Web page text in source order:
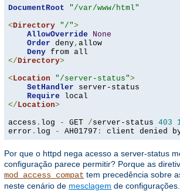
DocumentRoot
"/var/www/html"
<Directory "/">
AllowOverride
None
Order deny, allow
Deny
</Directory>
<Location "/server-status">
SetHandler server-status
Require
</Location>
access . log - GET /server-status 403
error . log - AH01797 : client denied
Por que o httpd nega acesso a server-status
configuração parece permitir? Porque as
mod_access_compat tem precedência sobre
neste cenário de mesclagem de configurações.